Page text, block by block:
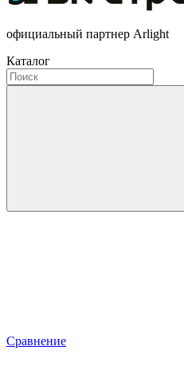
официальный партнер Arlight
Каталог
Сравнение